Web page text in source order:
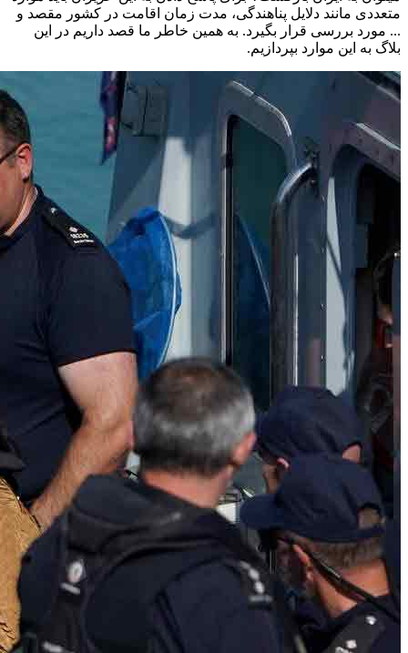
متعددی مانند دلایل پناهندگی، مدت زمان اقامت در کشور مقصد و
... مورد بررسی قرار بگیرد. به همین خاطر ما قصد داریم در این
بلاگ به این موارد بپردازیم.